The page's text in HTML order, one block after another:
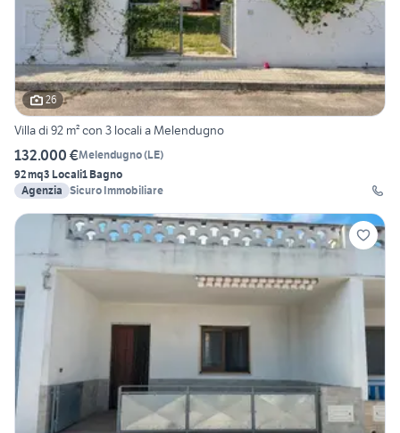
26
Villa di 92 m² con 3 locali a Melendugno
132.000 €Melendugno(LE)
92 mq3 Locali1 Bagno
Agenzia Sicuro Immobiliare